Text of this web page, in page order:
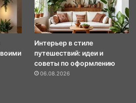
Интерьер в стиле
путешествий: идеи и
советы по оформлению
06.08.2026